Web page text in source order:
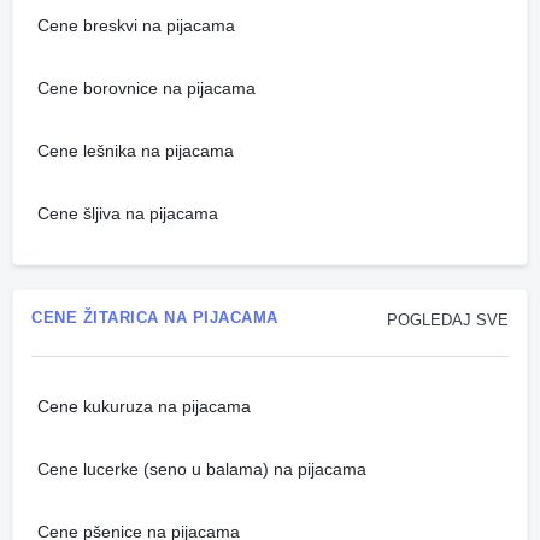
Cene breskvi na pijacama
Cene borovnice na pijacama
Cene lešnika na pijacama
Cene šljiva na pijacama
POGLEDAJ SVE
CENE ŽITARICA NA PIJACAMA
Cene kukuruza na pijacama
Cene lucerke (seno u balama) na pijacama
Cene pšenice na pijacama